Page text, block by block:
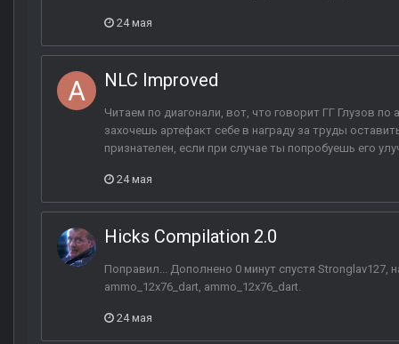
24 мая
NLC Improved
Читаем по диагонали, вот, что говорит ГГ Глузов
захочешь артефакт себе в награду за труды
признателен, если при случае ты попробуешь его
24 мая
Hicks Compilation 2.0
Поправил... Дополнено 0 минут спустя Stronglav127,
ammo_12x76_dart, ammo_12x76_dart.
24 мая